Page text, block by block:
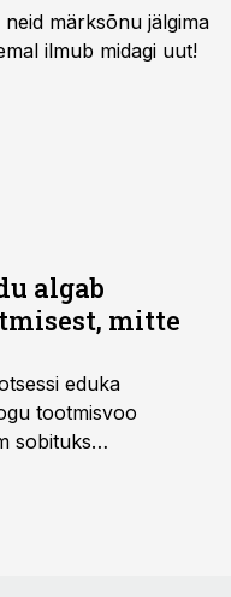
neid märksõnu jälgima
ilmub midagi uut!
algab
mitte
eduka
tootmisvoo
sobituks